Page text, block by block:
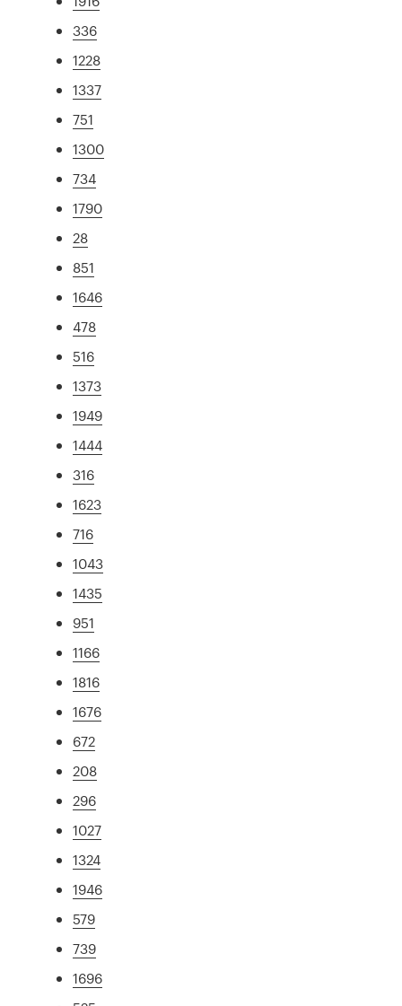
336
1228
1337
751
1300
734
1790
28
851
1646
478
516
1373
1949
1444
316
1623
716
1043
1435
951
1166
1816
1676
672
208
296
1027
1324
1946
579
739
1696